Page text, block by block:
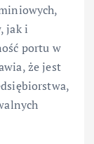
jak i
portu w
że jest